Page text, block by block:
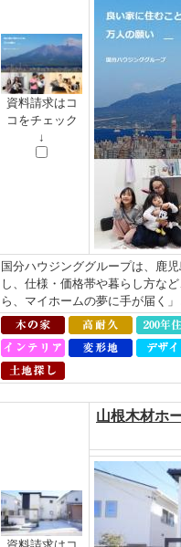
資料請求はコ
コをチェック
↓
国分ハウジンググループは、鹿
し、仕様・価格帯や暮らし方な
ら、マイホームの夢に手が届く
山根木材ホ